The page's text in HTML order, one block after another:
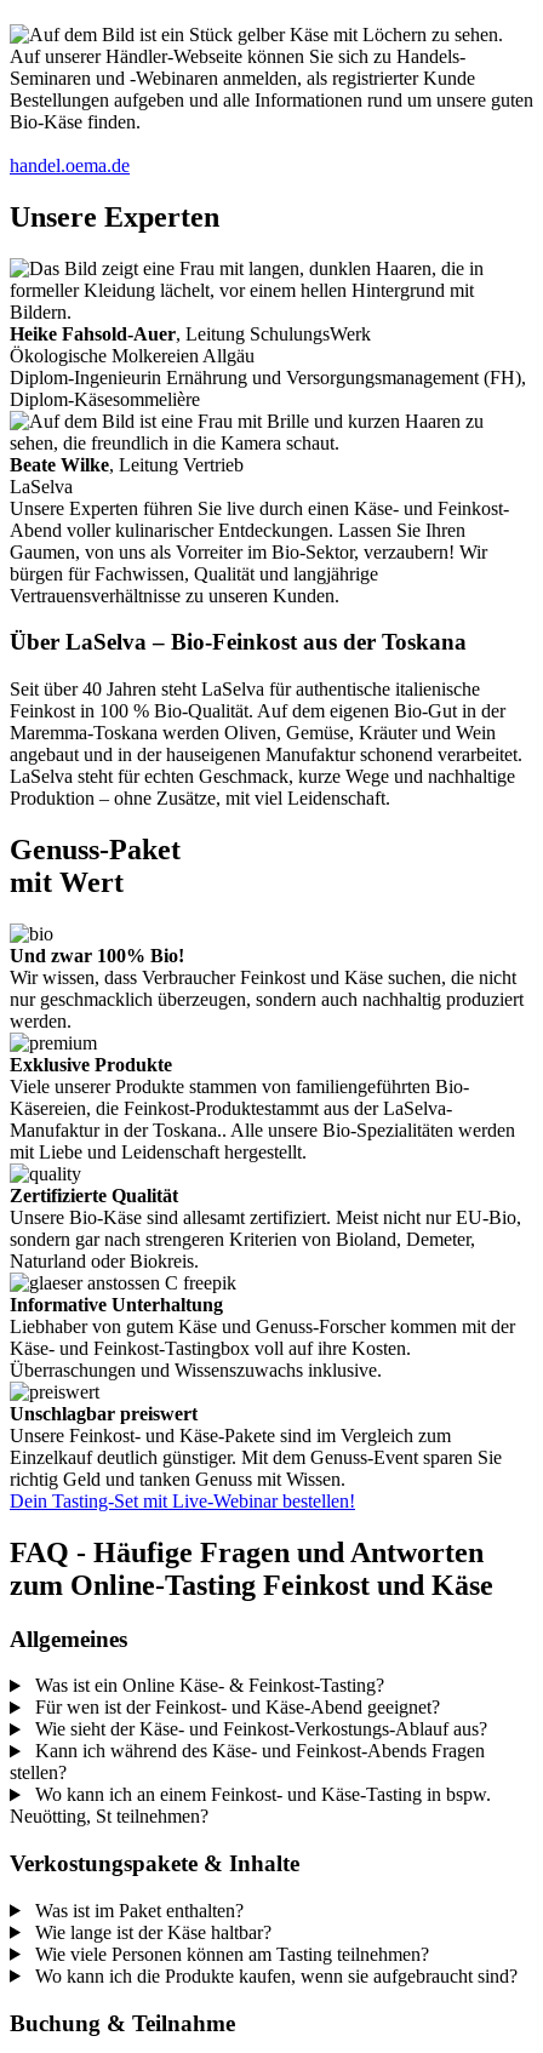
Auf unserer Händler-Webseite können Sie sich zu Handels-
Seminaren und -Webinaren anmelden, als registrierter Kunde
Bestellungen aufgeben und alle Informationen rund um unsere guten
Bio-Käse finden.
handel.oema.de
Unsere Experten
Heike Fahsold-Auer, Leitung SchulungsWerk
Ökologische Molkereien Allgäu
Diplom-Ingenieurin Ernährung und Versorgungsmanagement (FH),
Diplom-Käsesommelière
Beate Wilke, Leitung Vertrieb
LaSelva
Unsere Experten führen Sie live durch einen Käse- und Feinkost-
Abend voller kulinarischer Entdeckungen. Lassen Sie Ihren
Gaumen, von uns als Vorreiter im Bio-Sektor, verzaubern! Wir
bürgen für Fachwissen, Qualität und langjährige
Vertrauensverhältnisse zu unseren Kunden.
Über LaSelva – Bio-Feinkost aus der Toskana
Seit über 40 Jahren steht LaSelva für authentische italienische
Feinkost in 100 % Bio-Qualität. Auf dem eigenen Bio-Gut in der
Maremma-Toskana werden Oliven, Gemüse, Kräuter und Wein
angebaut und in der hauseigenen Manufaktur schonend verarbeitet.
LaSelva steht für echten Geschmack, kurze Wege und nachhaltige
Produktion – ohne Zusätze, mit viel Leidenschaft.
Genuss-Paket
mit Wert
Und zwar 100% Bio!
Wir wissen, dass Verbraucher Feinkost und Käse suchen, die nicht
nur geschmacklich überzeugen, sondern auch nachhaltig produziert
werden.
Exklusive Produkte
Viele unserer Produkte stammen von familiengeführten Bio-
Käsereien, die Feinkost-Produktestammt aus der LaSelva-
Manufaktur in der Toskana.. Alle unsere Bio-Spezialitäten werden
mit Liebe und Leidenschaft hergestellt.
Zertifizierte Qualität
Unsere Bio-Käse sind allesamt zertifiziert. Meist nicht nur EU-Bio,
sondern gar nach strengeren Kriterien von Bioland, Demeter,
Naturland oder Biokreis.
Informative Unterhaltung
Liebhaber von gutem Käse und Genuss-Forscher kommen mit der
Käse- und Feinkost-Tastingbox voll auf ihre Kosten.
Überraschungen und Wissenszuwachs inklusive.
Unschlagbar preiswert
Unsere Feinkost- und Käse-Pakete sind im Vergleich zum
Einzelkauf deutlich günstiger. Mit dem Genuss-Event sparen Sie
richtig Geld und tanken Genuss mit Wissen.
Dein Tasting-Set mit Live-Webinar bestellen!
FAQ - Häufige Fragen und Antworten
zum Online-Tasting Feinkost und Käse
Allgemeines
Was ist ein Online Käse- & Feinkost-Tasting?
Für wen ist der Feinkost- und Käse-Abend geeignet?
Wie sieht der Käse- und Feinkost-Verkostungs-Ablauf aus?
Kann ich während des Käse- und Feinkost-Abends Fragen
stellen?
Wo kann ich an einem Feinkost- und Käse-Tasting in bspw.
Neuötting, St teilnehmen?
Verkostungspakete & Inhalte
Was ist im Paket enthalten?
Wie lange ist der Käse haltbar?
Wie viele Personen können am Tasting teilnehmen?
Wo kann ich die Produkte kaufen, wenn sie aufgebraucht sind?
Buchung & Teilnahme